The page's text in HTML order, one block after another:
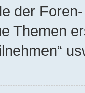
der
Themen